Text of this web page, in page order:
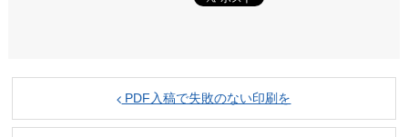
PDF入稿で失敗のない印刷を